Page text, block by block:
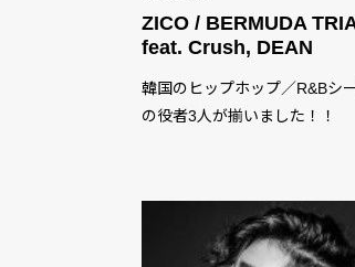
ZICO / BERMUDA
feat. Crush, DEAN
韓国のヒップホップ／R&Bシ
の役者3人が揃いました！！